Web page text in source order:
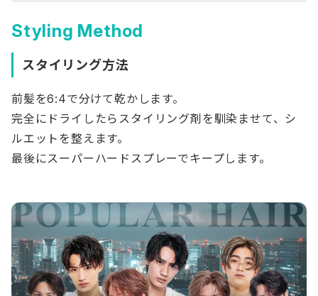
Styling Method
スタイリング方法
前髪を6:4で分けて乾かします。
完全にドライしたらスタイリング剤を馴染ませて、シ
ルエットを整えます。
最後にスーパーハードスプレーでキープします。